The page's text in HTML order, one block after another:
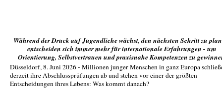
Während der Druck auf Jugendliche wächst, den nächsten Schritt zu
entscheiden sich immer mehr für internationale Erfahrungen - um
Orientierung, Selbstvertrauen und praxisnahe Kompetenzen zu
Düsseldorf, 8. Juni 2026 - Millionen junger Menschen in ganz Europa
derzeit ihre Abschlussprüfungen ab und stehen vor einer der größten
Entscheidungen ihres Lebens: Was kommt danach?